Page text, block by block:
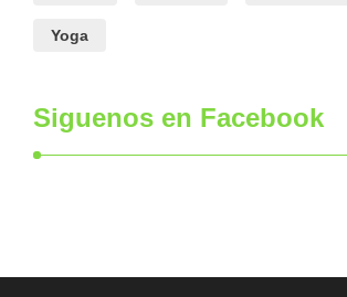
Yoga
Siguenos en Facebook